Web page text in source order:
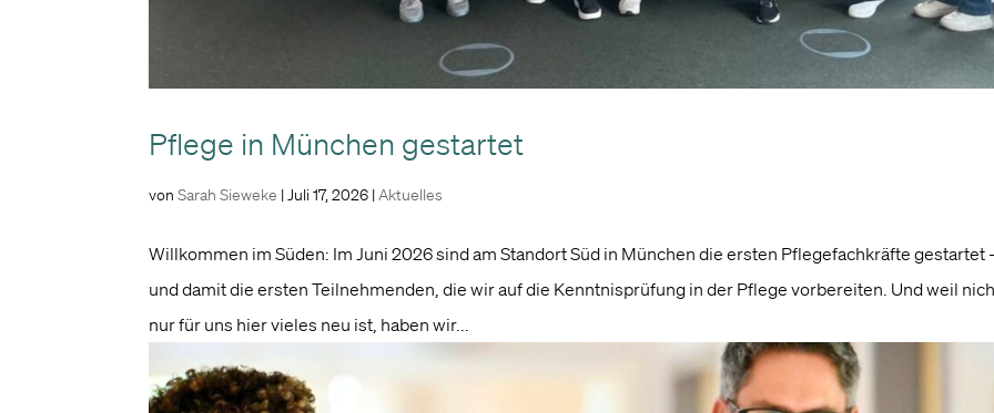
Pflege in München gestartet
vonSarah Sieweke |Juli 17, 2026 |Aktuelles
Willkommen im Süden: Im Juni 2026 sind am Standort Süd in München die ersten Pflegefachkräfte gestartet
und damit die ersten Teilnehmenden, die wir auf die Kenntnisprüfung in der Pflege vorbereiten. Und weil
nur für uns hier vieles neu ist, haben wir...